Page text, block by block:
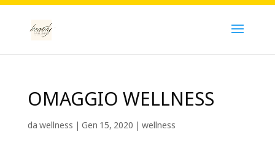
OMAGGIO WELLNESS
dawellness | Gen 15, 2020 | wellness